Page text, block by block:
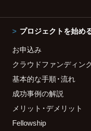
プロジェクトを始め
お申込み
クラウドファンディン
基本的な手順・流れ
成功事例の解説
メリット・デメリット
Fellowship